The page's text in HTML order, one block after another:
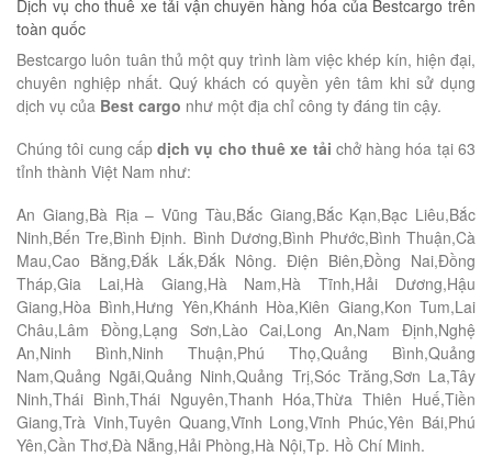
Dịch vụ cho thuê xe tải vận chuyển hàng hóa của Bestcargo trên
toàn quốc
Bestcargo luôn tuân thủ một quy trình làm việc khép kín, hiện đại,
chuyên nghiệp nhất. Quý khách có quyền yên tâm khi sử dụng
dịch vụ của Best cargo như một địa chỉ công ty đáng tin cậy.
Chúng tôi cung cấpdịch vụ cho thuê xe tải chở hàng hóa tại 63
tỉnh thành Việt Nam như:
An Giang,Bà Rịa – Vũng Tàu,Bắc Giang,Bắc Kạn,Bạc Liêu,Bắc
Ninh,Bến Tre,Bình Định. Bình Dương,Bình Phước,Bình Thuận,Cà
Mau,Cao Bằng,Đắk Lắk,Đắk Nông. Điện Biên,Đồng Nai,Đồng
Tháp,Gia Lai,Hà Giang,Hà Nam,Hà Tĩnh,Hải Dương,Hậu
Giang,Hòa Bình,Hưng Yên,Khánh Hòa,Kiên Giang,Kon Tum,Lai
Châu,Lâm Đồng,Lạng Sơn,Lào Cai,Long An,Nam Định,Nghệ
An,Ninh Bình,Ninh Thuận,Phú Thọ,Quảng Bình,Quảng
Nam,Quảng Ngãi,Quảng Ninh,Quảng Trị,Sóc Trăng,Sơn La,Tây
Ninh,Thái Bình,Thái Nguyên,Thanh Hóa,Thừa Thiên Huế,Tiền
Giang,Trà Vinh,Tuyên Quang,Vĩnh Long,Vĩnh Phúc,Yên Bái,Phú
Yên,Cần Thơ,Đà Nẵng,Hải Phòng,Hà Nội,Tp. Hồ Chí Minh.